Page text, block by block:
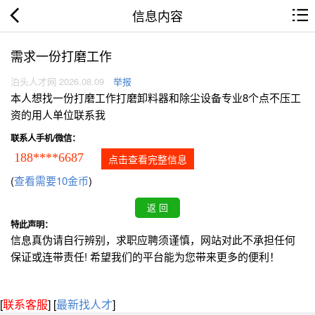
信息内容
需求一份打磨工作
泊头人才网 2026.08.09 举报
本人想找一份打磨工作打磨卸料器和除尘设备专业8个点不压工
资的用人单位联系我
联系人手机/微信：
188****6687 点击查看完整信息
(查看需要10金币)
特此声明：
信息真伪请自行辨别，求职应聘须谨慎，网站对此不承担任何
保证或连带责任! 希望我们的平台能为您带来更多的便利！
[联系客服] [最新找人才]